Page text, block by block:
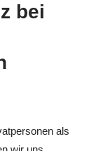
bei
als